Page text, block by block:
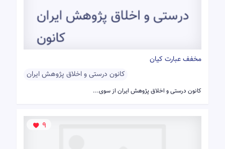
مخفف عبارت کیان
كانون درستی و اخلاق پژوهش ایران
کانون درستی و اخلاق پژوهش ایران از سوی...
9